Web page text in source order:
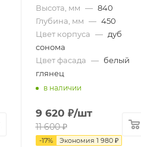
Высота, мм — 840
Глубина, мм — 450
Цвет корпуса — дуб
сонома
Цвет фасада — белый
глянец
в наличии
9 620 ₽/шт
11 600₽
-17% Экономия 1 980₽